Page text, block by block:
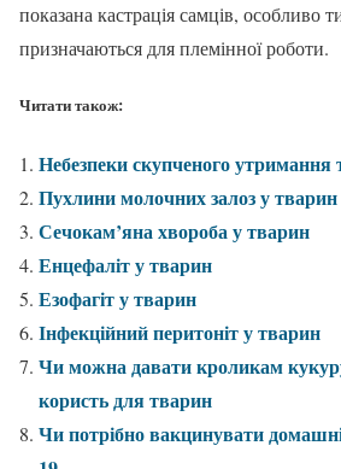
показана кастрація самців, особливо
призначаються для племінної роботи.
Читати також:
Небезпеки скупченого утримання
Пухлини молочних залоз у тварин
Сечокам’яна хвороба у тварин
Енцефаліт у тварин
Езофагіт у тварин
Інфекційний перитоніт у тварин
Чи можна давати кроликам
користь для тварин
Чи потрібно вакцинувати